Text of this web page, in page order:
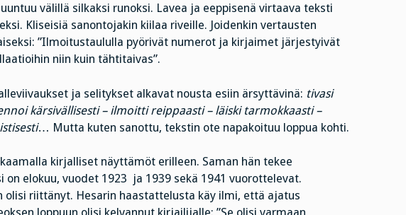
välillä silkaksi runoksi. Lavea ja eeppisenä virtaava teksti
Kliseisiä sanontojakin kiilaa riveille. Joidenkin vertausten
”Ilmoitustaululla pyörivät numerot ja kirjaimet järjestyivät
niin kuin tähtitaivas”.
ja selitykset alkavat nousta esiin ärsyttävinä: tivasi
kärsivällisesti – ilmoitti reippaasti – läiski tarmokkaasti –
… Mutta kuten sanottu, tekstin ote napakoituu loppua kohti.
kirjalliset näyttämöt erilleen. Saman hän tekee
on elokuu, vuodet 1923 ja 1939 sekä 1941 vuorottelevat.
olisi riittänyt. Hesarin haastattelusta käy ilmi, että ajatus